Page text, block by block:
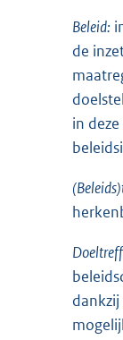
Beleid:
de
in